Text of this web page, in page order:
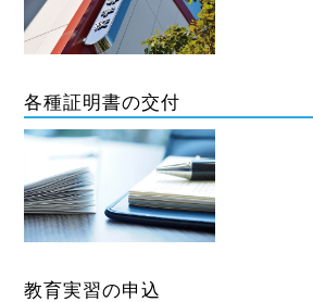
各種証明書の交付
教育実習の申込